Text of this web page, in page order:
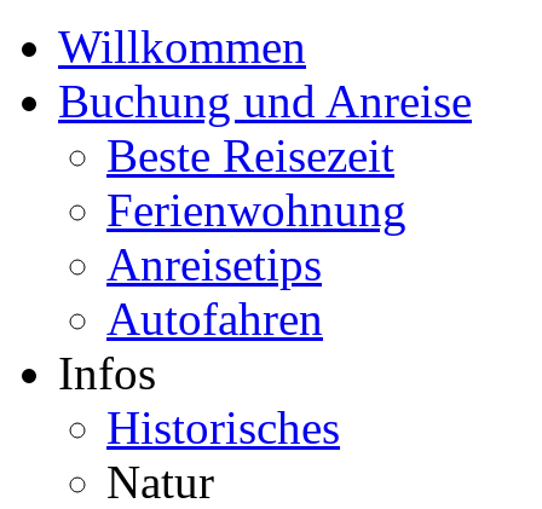
Willkommen
Buchung und Anreise
Beste Reisezeit
Ferienwohnung
Anreisetips
Autofahren
Infos
Historisches
Natur